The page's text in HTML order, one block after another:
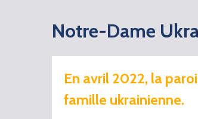
Notre-Dame
En avril 2022, la
famille ukrainienne.